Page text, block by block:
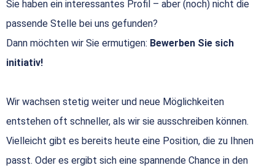
Sie haben ein interessantes Profil – aber (noch) nicht die
passende Stelle bei uns gefunden?
Dann möchten wir Sie ermutigen: Bewerben Sie sich
initiativ!
Wir wachsen stetig weiter und neue Möglichkeiten
entstehen oft schneller, als wir sie ausschreiben können.
Vielleicht gibt es bereits heute eine Position, die zu Ihnen
passt. Oder es ergibt sich eine spannende Chance in den